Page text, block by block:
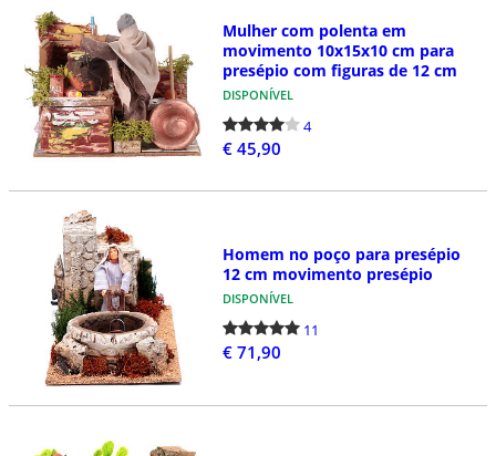
Mulher com polenta em
movimento 10x15x10 cm para
presépio com figuras de 12 cm
DISPONÍVEL
4
€ 45,90
Homem no poço para presépio
12 cm movimento presépio
DISPONÍVEL
11
€ 71,90